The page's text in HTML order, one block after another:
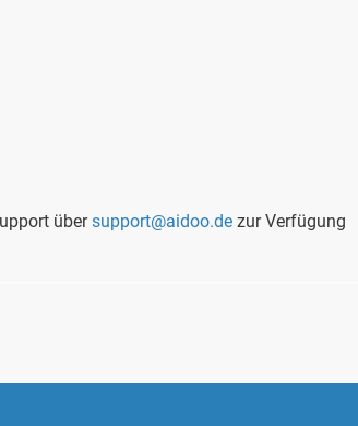
übersupport@aidoo.de zur Verfügung